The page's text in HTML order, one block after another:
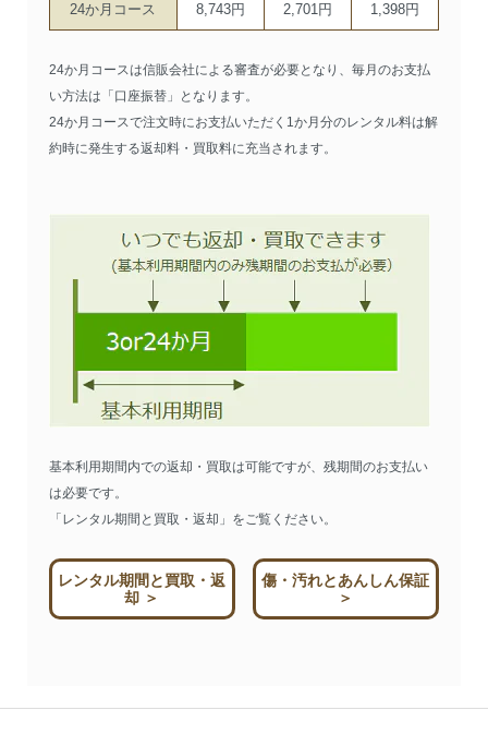
24か月コース 8,743円 2,701円 1,398円
24か月コースは信販会社による審査が必要となり、毎月のお支払
い方法は「口座振替」となります。
24か月コースで注文時にお支払いただく1か月分のレンタル料は解
約時に発生する返却料・買取料に充当されます。
基本利用期間内での返却・買取は可能ですが、残期間のお支払い
は必要です。
「レンタル期間と買取・返却」をご覧ください。
レンタル期間と買取・返
却 ＞
傷・汚れとあんしん保証
＞